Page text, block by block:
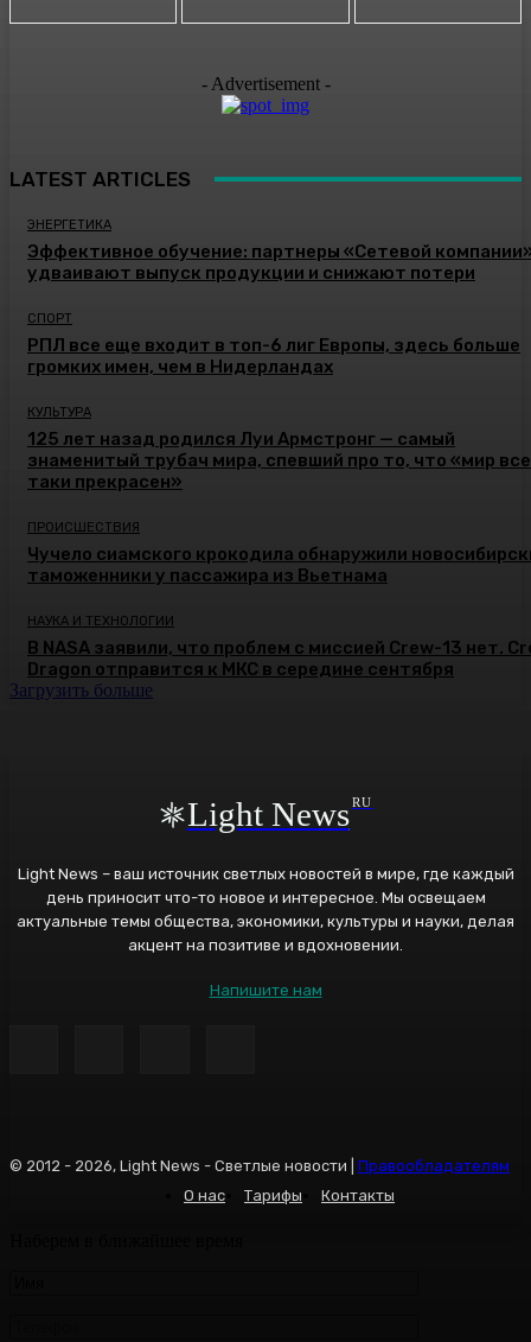
- Advertisement -
LATEST ARTICLES
ЭНЕРГЕТИКА
Эффективное обучение: партнеры «Сетевой
удваивают выпуск продукции и снижают потери
СПОРТ
РПЛ все еще входит в топ-6 лиг Европы, здесь больше
громких имен, чем в Нидерландах
КУЛЬТУРА
125 лет назад родился Луи Армстронг — самый
знаменитый трубач мира, спевший про то, что «мир
таки прекрасен»
ПРОИСШЕСТВИЯ
Чучело сиамского крокодила обнаружили
таможенники у пассажира из Вьетнама
НАУКА И ТЕХНОЛОГИИ
В NASA заявили, что проблем с миссией Crew-13 нет.
Dragon отправится к МКС в середине сентября
Загрузить больше
Light NewsRU
Light News – ваш источник светлых новостей в мире, где каждый
день приносит что-то новое и интересное. Мы освещаем
актуальные темы общества, экономики, культуры и науки, делая
акцент на позитиве и вдохновении.
Напишите нам
© 2012 - 2026, Light News - Светлые новости | Правообладателям
О нас
Тарифы Контакты